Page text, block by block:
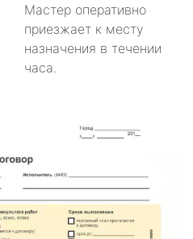
Мастер оперативно
приезжает к месту
назначения в течении
часа.